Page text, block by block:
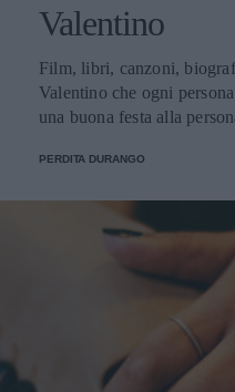
Valentino
Film, libri, canzoni,
Valentino che ogni
una buona festa alla
PERDITA DURANGO